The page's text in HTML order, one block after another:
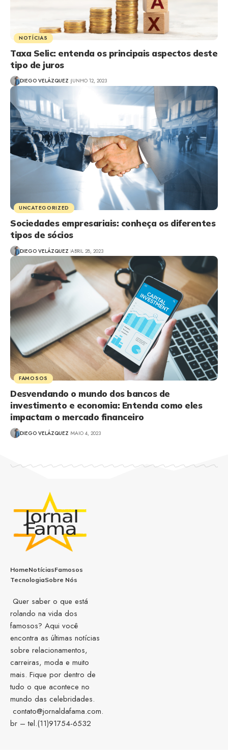
NOTÍCIAS
Taxa Selic: entenda os principais aspectos deste
tipo de juros
DIEGO VELÁZQUEZ JUNHO 12, 2023
UNCATEGORIZED
Sociedades empresariais: conheça os diferentes
tipos de sócios
DIEGO VELÁZQUEZ ABRIL 28, 2023
FAMOSOS
Desvendando o mundo dos bancos de
investimento e economia: Entenda como eles
impactam o mercado financeiro
DIEGO VELÁZQUEZ MAIO 4, 2023
HomeNotíciasFamosos
TecnologiaSobre Nós
Quer saber o que está
rolando na vida dos
famosos? Aqui você
encontra as últimas notícias
sobre relacionamentos,
carreiras, moda e muito
mais. Fique por dentro de
tudo o que acontece no
mundo das celebridades.
contato@jornaldafama.com.
br – tel.(11)91754-6532